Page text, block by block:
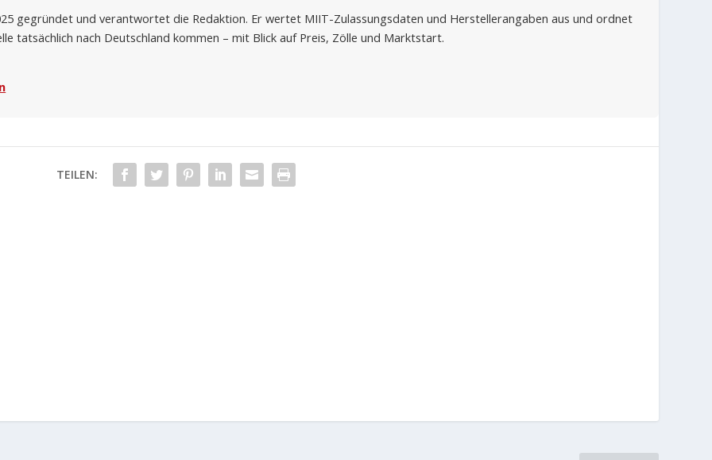
gegründet und verantwortet die Redaktion. Er wertet MIIT-Zulassungsdaten und Herstellerangaben aus und ordnet
tatsächlich nach Deutschland kommen – mit Blick auf Preis, Zölle und Marktstart.
TEILEN: